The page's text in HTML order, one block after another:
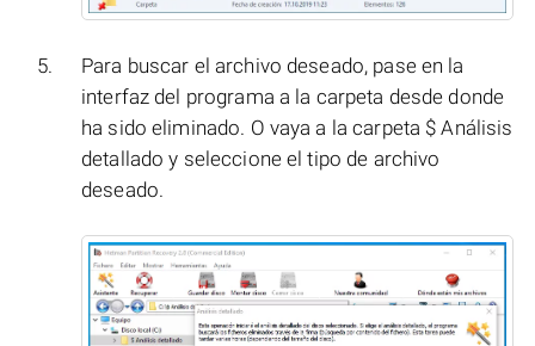
Para buscar el archivo deseado, pase en la
interfaz del programa a la carpeta desde donde
ha sido eliminado. O vaya a la carpeta $ Análisis
detallado y seleccione el tipo de archivo
deseado.